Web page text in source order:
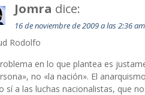
Jomra dice:
16 de noviembre de 2009 a las 2:36 am
Rodolfo
en lo que plantea es
no «la nación». El
sí a las luchas nacionalistas, que